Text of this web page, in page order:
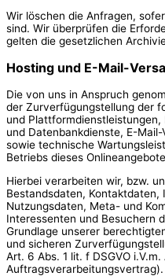
Wir löschen die Anfragen,
sind. Wir überprüfen die
gelten die gesetzlichen
Hosting und E-Mail-
Die von uns in Anspruch
der Zurverfügungstellung der
und
und Datenbankdienste, E-
sowie technische
Betriebs dieses
Hierbei verarbeiten wir, bzw.
Bestandsdaten, Kontaktdaten,
Nutzungsdaten, Meta- und
Interessenten und Besuchern
Grundlage unserer
und sicheren
Art. 6 Abs. 1 lit. f DSGVO
Auftragsverarbeitungsvertrag).